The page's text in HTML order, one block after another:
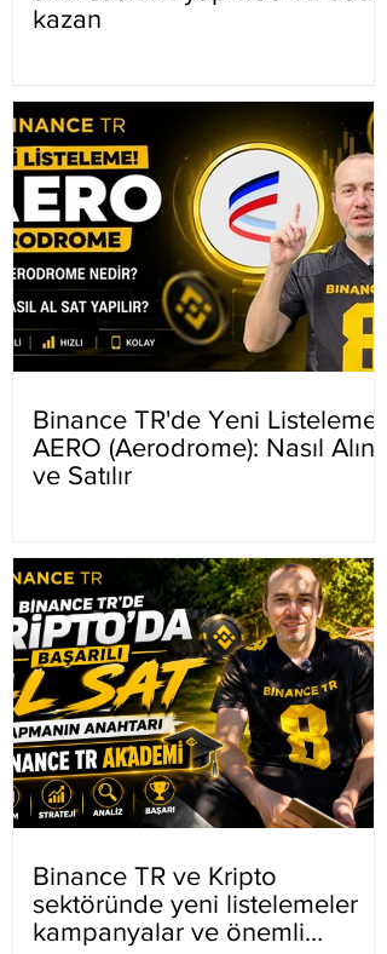
kazan
Binance TR'de Yeni Listeleme
AERO (Aerodrome): Nasıl Alınır
ve Satılır
Binance TR ve Kripto
sektöründe yeni listelemeler
kampanyalar ve önemli